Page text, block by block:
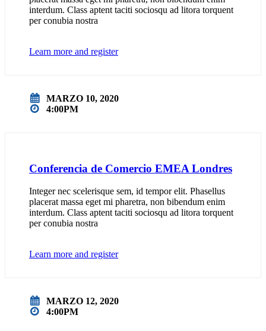
interdum. Class aptent taciti sociosqu ad litora torquent
per conubia nostra
Learn more and register
MARZO 10, 2020
4:00PM
Conferencia de Comercio EMEA Londres
Integer nec scelerisque sem, id tempor elit. Phasellus
placerat massa eget mi pharetra, non bibendum enim
interdum. Class aptent taciti sociosqu ad litora torquent
per conubia nostra
Learn more and register
MARZO 12, 2020
4:00PM